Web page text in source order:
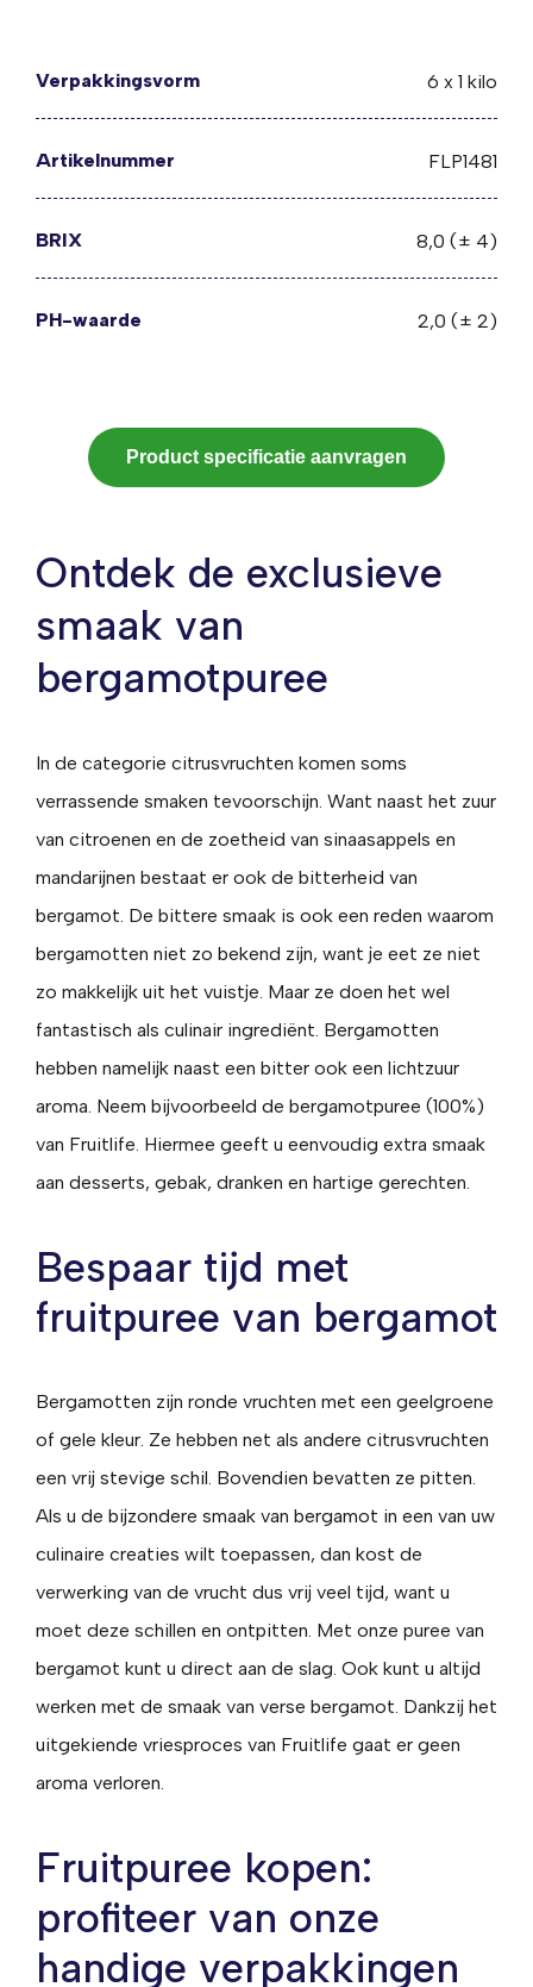
Verpakkingsvorm 6 x 1 kilo
Artikelnummer FLP1481
BRIX 8,0 (± 4)
PH-waarde 2,0 (± 2)
Product specificatie aanvragen
Ontdek de exclusieve
smaak van
bergamotpuree
In de categorie citrusvruchten komen soms
verrassende smaken tevoorschijn. Want naast het zuur
van citroenen en de zoetheid van sinaasappels en
mandarijnen bestaat er ook de bitterheid van
bergamot. De bittere smaak is ook een reden waarom
bergamotten niet zo bekend zijn, want je eet ze niet
zo makkelijk uit het vuistje. Maar ze doen het wel
fantastisch als culinair ingrediënt. Bergamotten
hebben namelijk naast een bitter ook een lichtzuur
aroma. Neem bijvoorbeeld de bergamotpuree (100%)
van Fruitlife. Hiermee geeft u eenvoudig extra smaak
aan desserts, gebak, dranken en hartige gerechten.
Bespaar tijd met
fruitpuree van bergamot
Bergamotten zijn ronde vruchten met een geelgroene
of gele kleur. Ze hebben net als andere citrusvruchten
een vrij stevige schil. Bovendien bevatten ze pitten.
Als u de bijzondere smaak van bergamot in een van uw
culinaire creaties wilt toepassen, dan kost de
verwerking van de vrucht dus vrij veel tijd, want u
moet deze schillen en ontpitten. Met onze puree van
bergamot kunt u direct aan de slag. Ook kunt u altijd
werken met de smaak van verse bergamot. Dankzij het
uitgekiende vriesproces van Fruitlife gaat er geen
aroma verloren.
Fruitpuree kopen:
profiteer van onze
handige verpakkingen